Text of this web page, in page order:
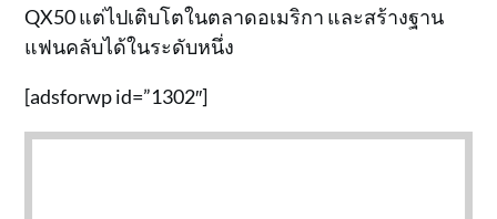
QX50 แต่ไปเติบโตในตลาดอเมริกา และสร้างฐาน
แฟนคลับได้ในระดับหนึ่ง
[adsforwp id=”1302″]